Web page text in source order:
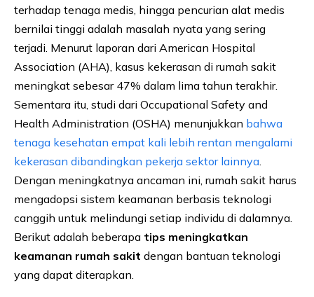
terhadap tenaga medis, hingga pencurian alat medis
bernilai tinggi adalah masalah nyata yang sering
terjadi. Menurut laporan dari American Hospital
Association (AHA), kasus kekerasan di rumah sakit
meningkat sebesar 47% dalam lima tahun terakhir.
Sementara itu, studi dari Occupational Safety and
Health Administration (OSHA) menunjukkan bahwa
tenaga kesehatan empat kali lebih rentan mengalami
kekerasan dibandingkan pekerja sektor lainnya.
Dengan meningkatnya ancaman ini, rumah sakit harus
mengadopsi sistem keamanan berbasis teknologi
canggih untuk melindungi setiap individu di dalamnya.
Berikut adalah beberapa tips meningkatkan
keamanan rumah sakit dengan bantuan teknologi
yang dapat diterapkan.